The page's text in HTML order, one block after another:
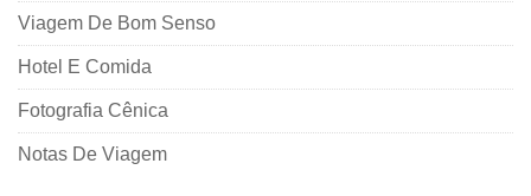
Viagem De Bom Senso
Hotel E Comida
Fotografia Cênica
Notas De Viagem